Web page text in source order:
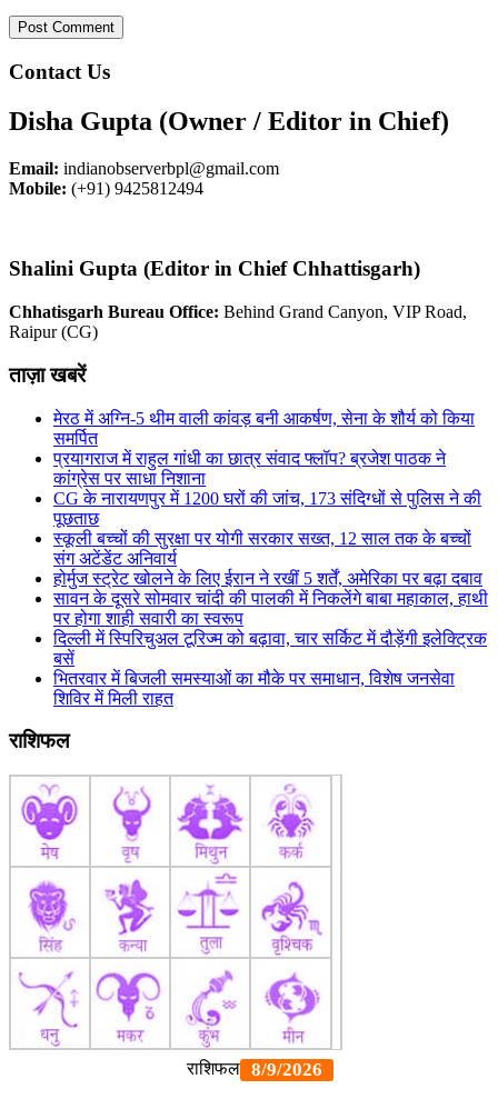
Contact Us
Disha Gupta (Owner / Editor in Chief)
Email: indianobserverbpl@gmail.com
Mobile: (+91) 9425812494
Shalini Gupta (Editor in Chief Chhattisgarh)
Chhatisgarh Bureau Office: Behind Grand Canyon, VIP Road,
Raipur (CG)
ताज़ा खबरें
मेरठ में अग्नि-5 थीम वाली कांवड़ बनी आकर्षण, सेना के शौर्य को किया
समर्पित
प्रयागराज में राहुल गांधी का छात्र संवाद फ्लॉप? ब्रजेश पाठक ने
कांग्रेस पर साधा निशाना
CG के नारायणपुर में 1200 घरों की जांच, 173 संदिग्धों से पुलिस ने की
पूछताछ
स्कूली बच्चों की सुरक्षा पर योगी सरकार सख्त, 12 साल तक के बच्चों
संग अटेंडेंट अनिवार्य
होर्मुज स्ट्रेट खोलने के लिए ईरान ने रखीं 5 शर्तें, अमेरिका पर बढ़ा दबाव
सावन के दूसरे सोमवार चांदी की पालकी में निकलेंगे बाबा महाकाल, हाथी
पर होगा शाही सवारी का स्वरूप
दिल्ली में स्पिरिचुअल टूरिज्म को बढ़ावा, चार सर्किट में दौड़ेंगी इलेक्ट्रिक
बसें
भितरवार में बिजली समस्याओं का मौके पर समाधान, विशेष जनसेवा
शिविर में मिली राहत
राशिफल